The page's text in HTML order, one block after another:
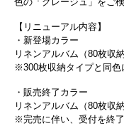
【リニューアル内容】
・新登場カラー
リネンアルバム（80枚収
※300枚収納タイプと同色
・販売終了カラー
リネンアルバム（80枚収
※完売に伴い、受付を終了